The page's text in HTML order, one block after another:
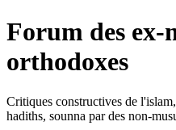
Forum des ex-
orthodoxes
Critiques constructives de
hadiths, sounna par des non-